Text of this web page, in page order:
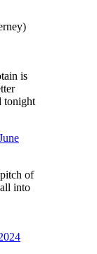
is
tonight
of
into